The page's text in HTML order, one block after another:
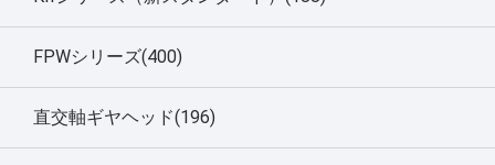
FPWシリーズ(400)
直交軸ギヤヘッド(196)